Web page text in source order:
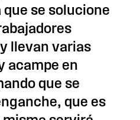
se solucione
llevan varias
acampe en
que se
que es